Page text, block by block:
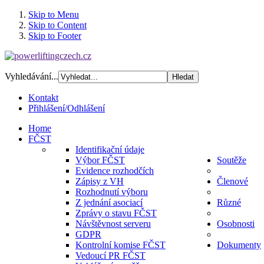
Skip to Menu
Skip to Content
Skip to Footer
Vyhledávání...
Kontakt
Přihlášení/Odhlášení
Home
FČST
Identifikační údaje
Výbor FČST
Evidence rozhodčích
Zápisy z VH
Rozhodnutí výboru
Z jednání asociací
Zprávy o stavu FČST
Návštěvnost serveru
GDPR
Kontrolní komise FČST
Vedoucí PR FČST
Soutěže
Členové
Různé
Osobnosti
Dokumenty